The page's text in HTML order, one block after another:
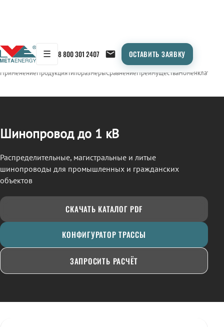
☰ 8 800 301 2407 ОСТАВИТЬ ЗАЯВКУ
← Продукция/ШИНОПРОВОД
ПрименениеПродукцияТипоразмерыСравнениеПреимуществаНоменклатура
Шинопровод до 1 кВ
Распределительные, магистральные и литые
шинопроводы для промышленных и гражданских
объектов
СКАЧАТЬ КАТАЛОГ PDF
КОНФИГУРАТОР ТРАССЫ
ЗАПРОСИТЬ РАСЧЁТ